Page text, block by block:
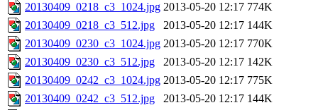
20130409_0218_c3_1024.jpg 2013-05-20 12:17 774K
20130409_0218_c3_512.jpg
2013-05-20 12:17 144K
20130409_0230_c3_1024.jpg 2013-05-20 12:17 770K
20130409_0230_c3_512.jpg
2013-05-20 12:17 142K
20130409_0242_c3_1024.jpg 2013-05-20 12:17 775K
20130409_0242_c3_512.jpg
2013-05-20 12:17 144K